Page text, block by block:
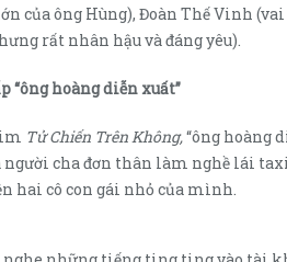
của ông Hùng), Đoàn Thế Vinh
rất nhân hậu và đáng yêu).
“ông hoàng diễn xuất”
Tử Chiến Trên Không,“ông hoàng
cha đơn thân làm nghề lái
hai cô con gái nhỏ của mình.